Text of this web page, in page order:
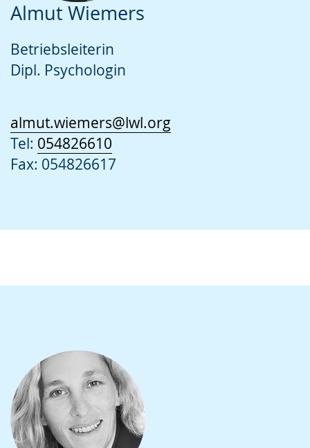
Almut Wiemers
Betriebsleiterin
Dipl. Psychologin
almut.wiemers@lwl.org
Tel: 054826610
Fax: 054826617